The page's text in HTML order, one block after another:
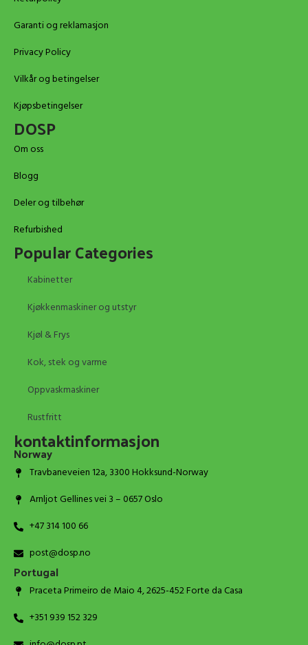
Garanti og reklamasjon
Privacy Policy
Vilkår og betingelser
Kjøpsbetingelser
DOSP
Om oss
Blogg
Deler og tilbehør
Refurbished
Popular Categories
Kabinetter
Kjøkkenmaskiner og utstyr
Kjøl & Frys
Kok, stek og varme
Oppvaskmaskiner
Rustfritt
kontaktinformasjon
Norway
Travbaneveien 12a, 3300 Hokksund-Norway
Arnljot Gellines vei 3 – 0657 Oslo
+47 314 100 66
post@dosp.no
Portugal
Praceta Primeiro de Maio 4, 2625-452 Forte da Casa
+351 939 152 329